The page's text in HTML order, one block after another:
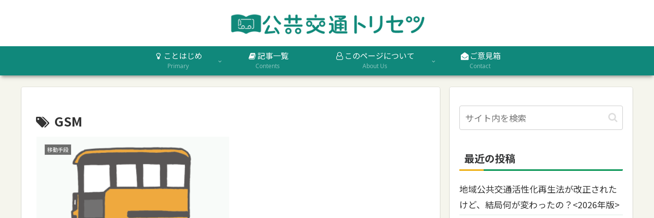
ことはじめ
Primary
記事一覧
Contents
このページについて
About Us
ご意見箱
Contact
GSM
移動手段
最近の投稿
地域公共交通活性化再生法が改正された
けど、結局何が変わったの？<2026年版>